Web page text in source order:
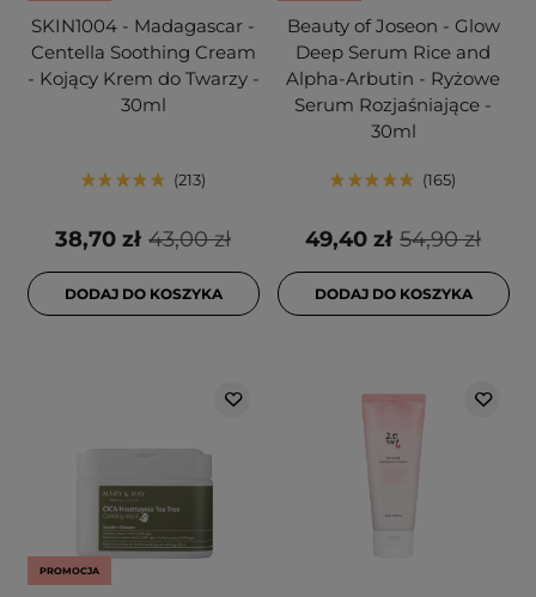
SKIN1004 - Madagascar -
Centella Soothing Cream
- Kojący Krem do Twarzy -
30ml
213
43,00 zł
38,70 zł
DODAJ DO KOSZYKA
Beauty of Joseon - Glow
Deep Serum Rice and
Alpha-Arbutin - Ryżowe
Serum Rozjaśniające -
30ml
165
54,90 zł
49,40 zł
DODAJ DO KOSZYKA
PROMOCJA